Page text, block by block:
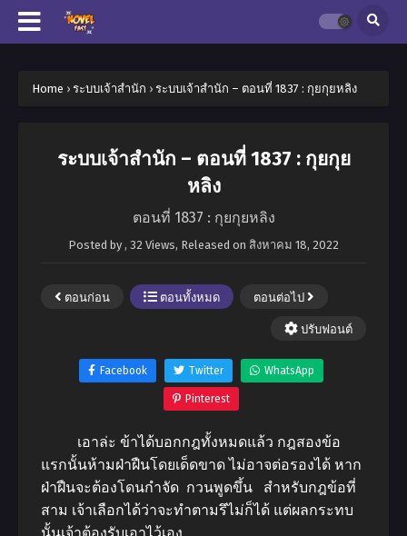
Home › ระบบเจ้าสำนัก › ระบบเจ้าสำนัก – ตอนที่ 1837 : กุยกุยหลิง
ระบบเจ้าสำนัก – ตอนที่ 1837 : กุยกุย
หลิง
ตอนที่ 1837 : กุยกุยหลิง
Posted by , 32 Views, Released on สิงหาคม 18, 2022
ตอนก่อน ตอนทั้งหมด ตอนต่อไป
ปรับฟอนต์
Facebook Twitter WhatsApp
Pinterest
เอาล่ะ ข้าได้บอกกฎทั้งหมดแล้ว กฎสองข้อ
แรกนั้นห้ามฝ่าฝืนโดยเด็ดขาด ไม่อาจต่อรองได้ หาก
ฝ่าฝืนจะต้องโดนกำจัด กวนพูดขึ้น สำหรับกฎข้อที่
สาม เจ้าเลือกได้ว่าจะทำตามรึไม่ก็ได้ แต่ผลกระทบ